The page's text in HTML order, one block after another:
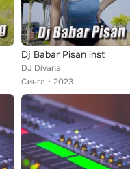
Dj Babar Pisan inst
DJ Divana
Сингл
2023